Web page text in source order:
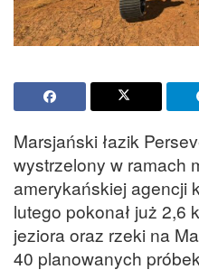
Marsjański łazik
wystrzelony w ramach
amerykańskiej agencji
lutego pokonał już 2,6
jeziora oraz rzeki na
40 planowanych